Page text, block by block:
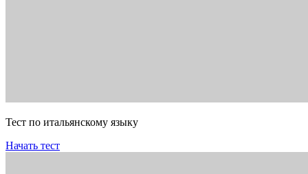
Тест по итальянскому языку
Начать тест